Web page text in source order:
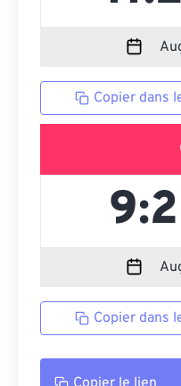
Copier dans
Copier dans